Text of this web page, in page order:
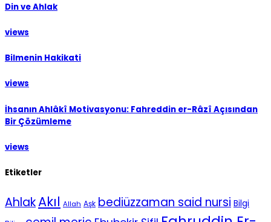
Din ve Ahlak
views
Bilmenin Hakikati
views
İhsanın Ahlâkî Motivasyonu: Fahreddin er-Râzî Açısından
Bir Çözümleme
views
Etiketler
AhlakAkıl Allah Aşk bediüzzaman said nursi Bilgi